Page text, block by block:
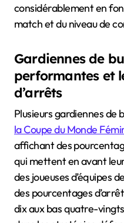
considérablement en
match et du niveau de
Gardiennes de
performantes et
d’arrêts
Plusieurs gardiennes de
la Coupe du Monde
affichant des
qui mettent en avant
des joueuses d’équipes
des pourcentages
dix aux bas quatre-